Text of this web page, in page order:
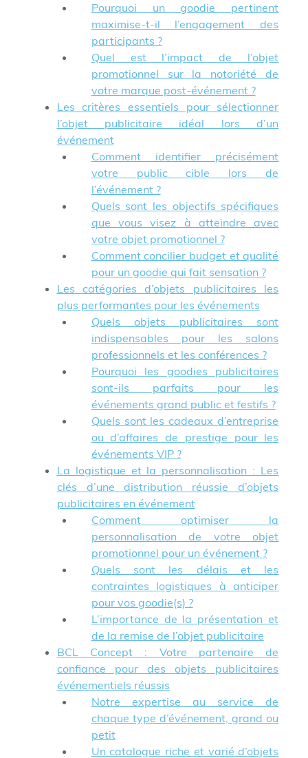
Pourquoi un goodie pertinent
maximise-t-il l’engagement des
participants ?
Quel est l’impact de l’objet
promotionnel sur la notoriété de
votre marque post-événement ?
Les critères essentiels pour sélectionner
l’objet publicitaire idéal lors d’un
événement
Comment identifier précisément
votre public cible lors de
l’événement ?
Quels sont les objectifs spécifiques
que vous visez à atteindre avec
votre objet promotionnel ?
Comment concilier budget et qualité
pour un goodie qui fait sensation ?
Les catégories d’objets publicitaires les
plus performantes pour les événements
Quels objets publicitaires sont
indispensables pour les salons
professionnels et les conférences ?
Pourquoi les goodies publicitaires
sont-ils parfaits pour les
événements grand public et festifs ?
Quels sont les cadeaux d’entreprise
ou d’affaires de prestige pour les
événements VIP ?
La logistique et la personnalisation : Les
clés d’une distribution réussie d’objets
publicitaires en événement
Comment optimiser la
personnalisation de votre objet
promotionnel pour un événement ?
Quels sont les délais et les
contraintes logistiques à anticiper
pour vos goodie(s) ?
L’importance de la présentation et
de la remise de l’objet publicitaire
BCL Concept : Votre partenaire de
confiance pour des objets publicitaires
événementiels réussis
Notre expertise au service de
chaque type d’événement, grand ou
petit
Un catalogue riche et varié d’objets